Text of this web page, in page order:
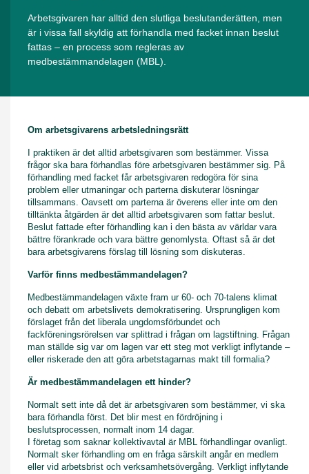
Arbetsgivaren har alltid den slutliga beslutanderätten, men
är i vissa fall skyldig att förhandla med facket innan beslut
fattas – en process som regleras av
medbestämmandelagen (MBL).
Om arbetsgivarens arbetsledningsrätt
I praktiken är det alltid arbetsgivaren som bestämmer. Vissa
frågor ska bara förhandlas före arbetsgivaren bestämmer sig. På
förhandling med facket får arbetsgivaren redogöra för sina
problem eller utmaningar och parterna diskuterar lösningar
tillsammans. Oavsett om parterna är överens eller inte om den
tilltänkta åtgärden är det alltid arbetsgivaren som fattar beslut.
Beslut fattade efter förhandling kan i den bästa av världar vara
bättre förankrade och vara bättre genomlysta. Oftast så är det
bara arbetsgivarens förslag till lösning som diskuteras.
Varför finns medbestämmandelagen?
Medbestämmandelagen växte fram ur 60- och 70-talens klimat
och debatt om arbetslivets demokratisering. Ursprungligen kom
förslaget från det liberala ungdomsförbundet och
fackföreningsrörelsen var splittrad i frågan om lagstiftning. Frågan
man ställde sig var om lagen var ett steg mot verkligt inflytande –
eller riskerade den att göra arbetstagarnas makt till formalia?
Är medbestämmandelagen ett hinder?
Normalt sett inte då det är arbetsgivaren som bestämmer, vi ska
bara förhandla först. Det blir mest en fördröjning i
beslutsprocessen, normalt inom 14 dagar.
I företag som saknar kollektivavtal är MBL förhandlingar ovanligt.
Normalt sker förhandling om en fråga särskilt angår en medlem
eller vid arbetsbrist och verksamhetsövergång. Verkligt inflytande